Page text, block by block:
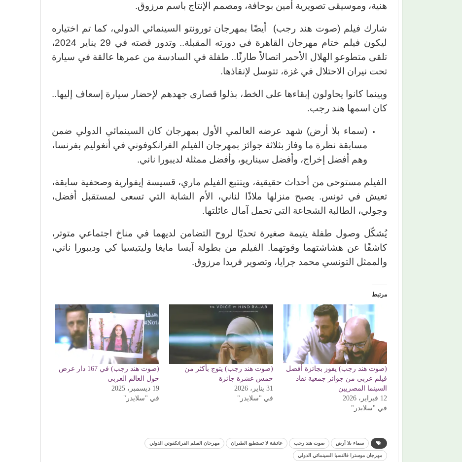
هنية، وموسيقى تصويرية أمين بوحافة، ومصمم الإنتاج باسم مرزوق.
شارك فيلم (صوت هند رجب) أيضًا بمهرجان تورونتو السينمائي الدولي، كما تم اختياره
ليكون فيلم ختام مهرجان القاهرة في دورته المقبلة.. وتدور قصته في 29 يناير 2024،
تلقى متطوعو الهلال الأحمر اتصالاً طارئًا.. طفلة في السادسة من عمرها عالقة في سيارة
تحت نيران الاحتلال في غزة، تتوسل لإنقاذها.
وبينما كانوا يحاولون إبقاءها على الخط، بذلوا قصارى جهدهم لإحضار سيارة إسعاف إليها..
كان اسمها هند رجب.
(سماء بلا أرض) شهد عرضه العالمي الأول بمهرجان كان السينمائي الدولي ضمن
مسابقة نظرة ما وفاز بثلاثة جوائز بمهرجان الفيلم الفرانكوفوني في أنغوليم بفرنسا،
وهم أفضل إخراج، وأفضل سيناريو، وأفضل ممثلة لديبورا ناني.
الفيلم مستوحى من أحداث حقيقية، ويتتبع الفيلم ماري، قسيسة إيفوارية وصحفية سابقة،
تعيش في تونس. يصبح منزلها ملاذًا لناني، الأم الشابة التي تسعى لمستقبل أفضل،
وجولي، الطالبة الشجاعة التي تحمل آمال عائلتها.
يُشكّل وصول طفلة يتيمة صغيرة تحديًا لروح التضامن لديهما في مناخ اجتماعي متوتر،
كاشفًا عن هشاشتهما وقوتهما. الفيلم من بطولة آيسا مايغا وليتيسيا كي وديبورا ناني،
والممثل التونسي محمد جرايا، وتصوير فريدا مرزوق.
مرتبط
(صوت هند رجب) يفوز بجائزة أفضل
فيلم عربي من جوائز جمعية نقاد
السينما المصريين
12 فبراير، 2026
في "سلايدر"
(صوت هند رجب) يتوج بأكثر من
خمس عشرة جائزة
31 يناير، 2026
في "سلايدر"
(صوت هند رجب) في 167 دار عرض
حول العالم العربي
19 ديسمبر، 2025
في "سلايدر"
سماء بلا أرض صوت هند رجب عائشة لا تستطيع الطيران مهرجان الفيلم الفرانكفوني الدولي
مهرجان موسترا فالنسيا السينمائي الدولي